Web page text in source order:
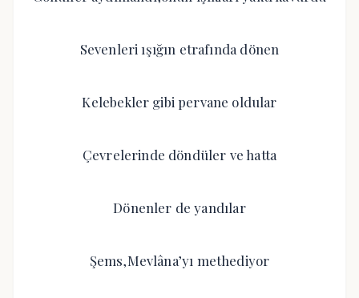
Sevenleri ışığın etrafında dönen
Kelebekler gibi pervane oldular
Çevrelerinde döndüler ve hatta
Dönenler de yandılar
Şems,Mevlâna’yı methediyor